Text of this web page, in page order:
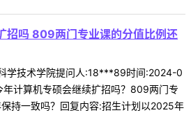
招吗 809两门专业课的分值比例还
学技术学院提问人:18***89时间:2024-0
计算机专硕会继续扩招吗？809两门专
持一致吗？回复内容:招生计划以2025年